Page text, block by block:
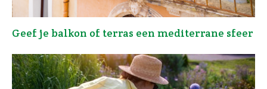
Geef je balkon of terras een mediterrane sfeer